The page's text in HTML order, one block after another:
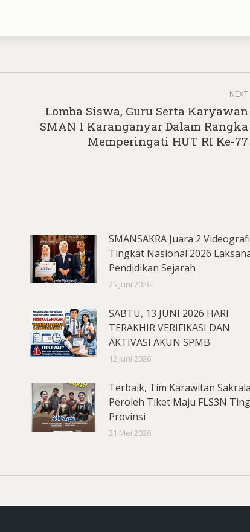
NEXT
Next
Lomba Siswa, Guru Serta Karyawan
SMAN 1 Karanganyar Dalam Rangka
Memperingati HUT RI Ke-77
SMANSAKRA Juara 2 Videografi
Tingkat Nasional 2026
Pendidikan Sejarah
25 Juni 2026
SABTU, 13 JUNI 2026 HARI
TERAKHIR VERIFIKASI DAN
AKTIVASI AKUN SPMB
12 Juni 2026
Terbaik, Tim Karawitan
Peroleh Tiket Maju FLS3N
Provinsi
21 Mei 2026